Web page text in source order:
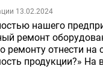
13.02.2024
нашего
ремонт
ремонту отнести
продукции?»